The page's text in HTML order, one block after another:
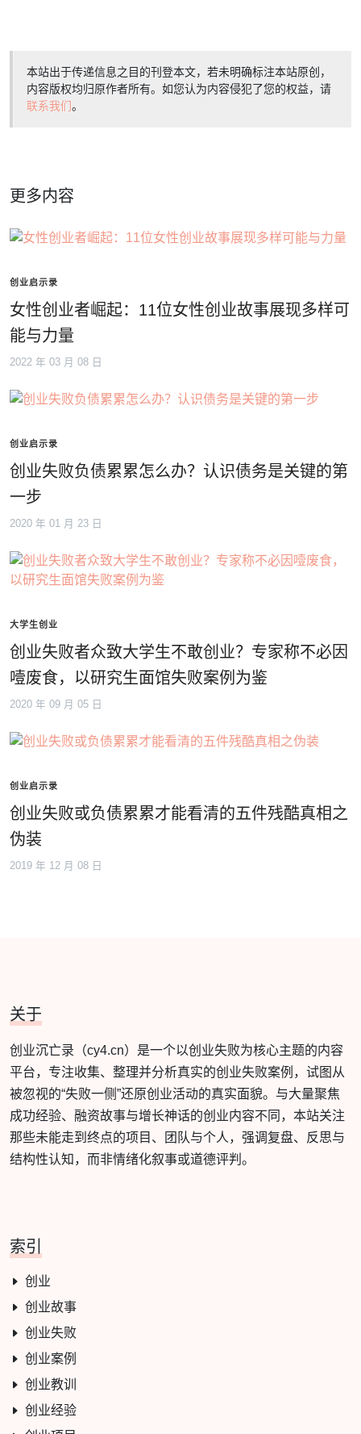
本站出于传递信息之目的刊登本文，若未明确标注本站原创，
内容版权均归原作者所有。如您认为内容侵犯了您的权益，请
联系我们。
更多内容
创业启示录
女性创业者崛起：11位女性创业故事展现多样可
能与力量
2022 年 03 月 08 日
创业启示录
创业失败负债累累怎么办？认识债务是关键的第
一步
2020 年 01 月 23 日
大学生创业
创业失败者众致大学生不敢创业？专家称不必因
噎废食，以研究生面馆失败案例为鉴
2020 年 09 月 05 日
创业启示录
创业失败或负债累累才能看清的五件残酷真相之
伪装
2019 年 12 月 08 日
关于
创业沉亡录（cy4.cn）是一个以创业失败为核心主题的内容
平台，专注收集、整理并分析真实的创业失败案例，试图从
被忽视的“失败一侧”还原创业活动的真实面貌。与大量聚焦
成功经验、融资故事与增长神话的创业内容不同，本站关注
那些未能走到终点的项目、团队与个人，强调复盘、反思与
结构性认知，而非情绪化叙事或道德评判。
索引
创业
创业故事
创业失败
创业案例
创业教训
创业经验